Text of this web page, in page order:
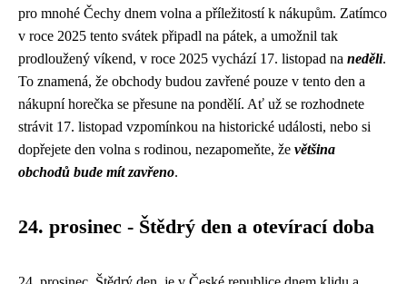
pro mnohé Čechy dnem volna a příležitostí k nákupům. Zatímco
v roce 2025 tento svátek připadl na pátek, a umožnil tak
prodloužený víkend, v roce 2025 vychází 17. listopad na neděli.
To znamená, že obchody budou zavřené pouze v tento den a
nákupní horečka se přesune na pondělí. Ať už se rozhodnete
strávit 17. listopad vzpomínkou na historické události, nebo si
dopřejete den volna s rodinou, nezapomeňte, že většina
obchodů bude mít zavřeno.
24. prosinec - Štědrý den a otevírací doba